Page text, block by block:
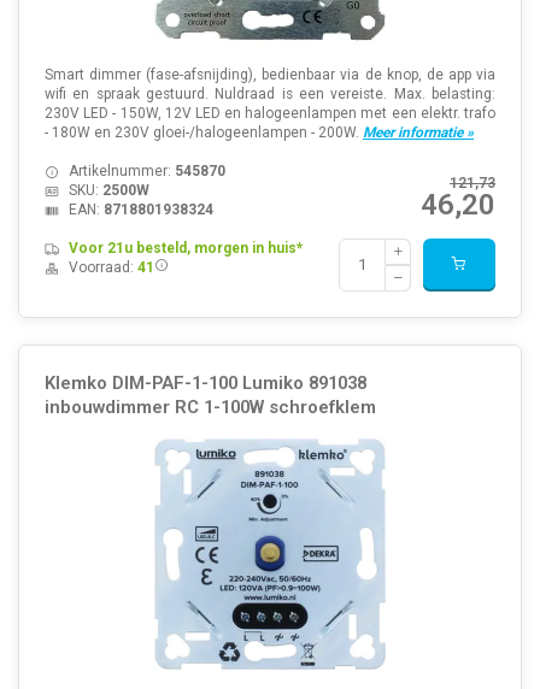
Smart dimmer (fase-afsnijding), bedienbaar via de knop, de app via
wifi en spraak gestuurd. Nuldraad is een vereiste. Max. belasting:
230V LED - 150W, 12V LED en halogeenlampen met een elektr. trafo
- 180W en 230V gloei-/halogeenlampen - 200W. Meer informatie »
121,73
46,20
Artikelnummer: 545870
SKU: 2500W
EAN: 8718801938324
Voor 21u besteld, morgen in huis*
Voorraad: 41
Klemko DIM-PAF-1-100 Lumiko 891038
inbouwdimmer RC 1-100W schroefklem